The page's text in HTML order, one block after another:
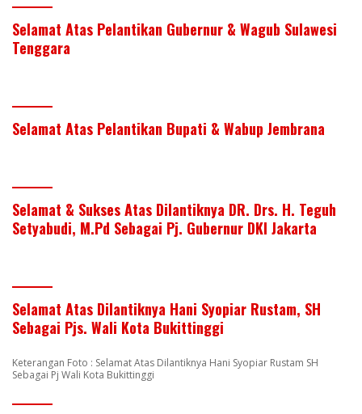
Selamat Atas Pelantikan Gubernur & Wagub Sulawesi
Tenggara
Selamat Atas Pelantikan Bupati & Wabup Jembrana
Selamat & Sukses Atas Dilantiknya DR. Drs. H. Teguh
Setyabudi, M.Pd Sebagai Pj. Gubernur DKI Jakarta
Selamat Atas Dilantiknya Hani Syopiar Rustam, SH
Sebagai Pjs. Wali Kota Bukittinggi
Keterangan Foto : Selamat Atas Dilantiknya Hani Syopiar Rustam SH
Sebagai Pj Wali Kota Bukittinggi